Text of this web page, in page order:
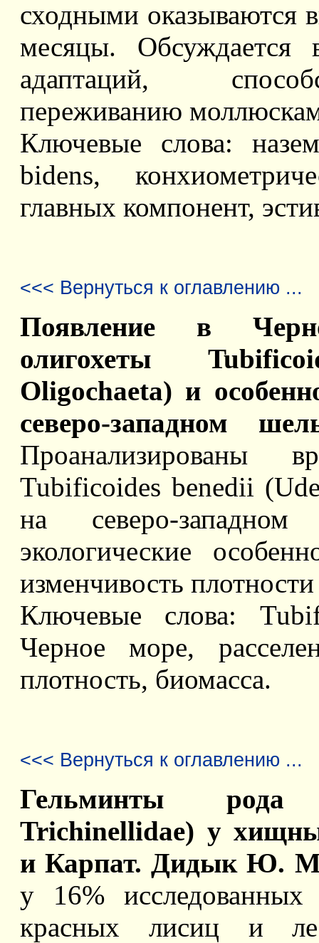
сходными оказываются
месяцы. Обсуждается
адаптаций,
переживанию
Ключевые слова:
bidens,
главных компонент,
<<< Вернуться к оглавлению ...
Появление в
олигохеты
Oligochaeta) и
северо-западном
Проанализированы
Tubificoides benedii
на северо-
экологические
изменчивость
Ключевые слова:
Черное море,
плотность, биомасса.
<<< Вернуться к оглавлению ...
Гельминты рода
Trichinellidae) у
и Карпат. Дидык Ю.
у 16%
красных лисиц и